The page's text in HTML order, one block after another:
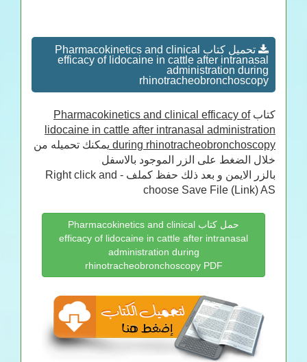
تحميل كتاب Pharmacokinetics and clinical
efficacy of lidocaine in cattle after intranasal
administration during
rhinotracheobronchoscopy
كتابPharmacokinetics and clinical efficacy of
lidocaine in cattle after intranasal administration
during rhinotracheobronchoscopy يمكنك تحميله من
خلال الضغط على الزر الموجود بالاسفل
بالزر الايمن و بعد ذلك حفظ كملف - Right click and
choose Save File (Link) AS
حمل كتاب Pharmacokinetics and clinical
efficacy of lidocaine in cattle after intranasal
administration during
rhinotracheobronchoscopy PDF